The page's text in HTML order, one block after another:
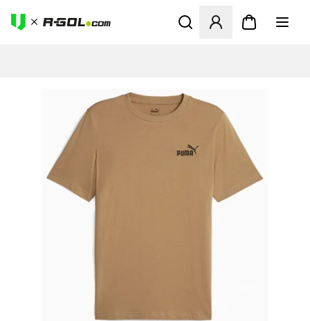
Ανοίγει ένα Modal για να